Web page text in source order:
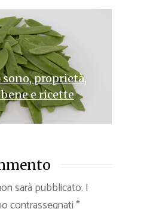
sono, proprietà,
e ricette
sarà pubblicato. I